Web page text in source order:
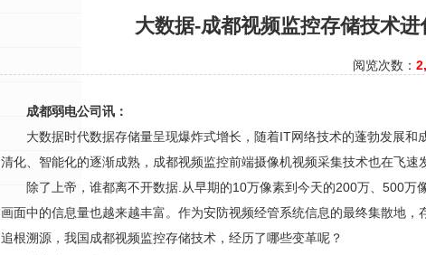
大数据-成都视频监控存储技术进
阅览次数：
成都弱电公司讯：
大数据时代数据存储量呈现爆炸式增长，随着IT网络技术的蓬勃发展和
清化、智能化的逐渐成熟， 成都视频监控前端摄像机视频采集技术也在飞速
除了上帝，谁都离不开数据.从早期的10万像素到今天的200万、500万
画面中的信息量也越来越丰富。作为安防视频经管系统信息的最终集散地，
追根溯源，我国成都视频监控存储技术，经历了哪些变革呢？